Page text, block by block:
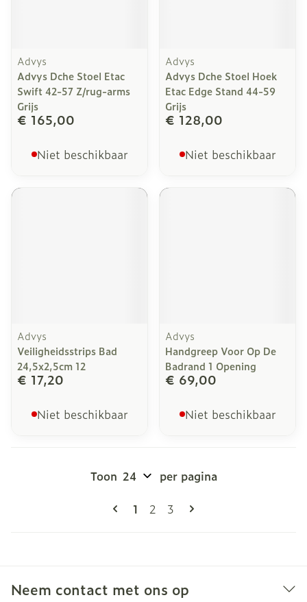
Advys
Advys Dche Stoel Etac
Swift 42-57 Z/rug-arms
Grijs
€ 165,00
Niet beschikbaar
Advys
Advys Dche Stoel Hoek
Etac Edge Stand 44-59
Grijs
€ 128,00
Niet beschikbaar
Advys
Veiligheidsstrips Bad
24,5x2,5cm 12
€ 17,20
Niet beschikbaar
Advys
Handgreep Voor Op De
Badrand 1 Opening
€ 69,00
Niet beschikbaar
Pagina's
U lees momenteel pagina
1 Pagina
2 Pagina
3
Toon per pagina
Neem contact met ons op